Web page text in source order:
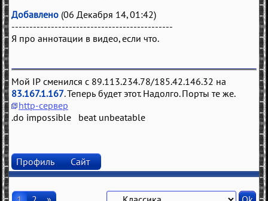
Добавлено (06 Декабря 14, 01:42)
---------------------------------------------
Я про аннотации в видео, если что.
Мой IP сменился с 89.113.234.78/185.42.146.32 на
83.167.1.167. Теперь будет этот. Надолго. Порты те же.
http-сервер
.do impossible beat unbeatable
Профиль Сайт